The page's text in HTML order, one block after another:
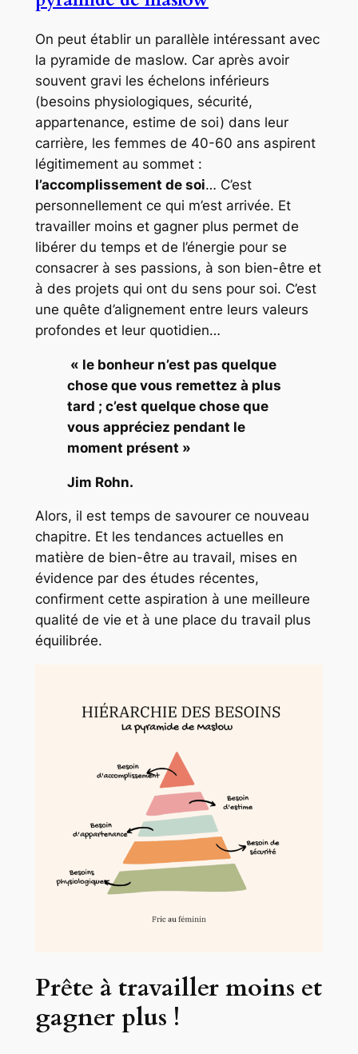
On peut établir un parallèle intéressant avec
la pyramide de maslow. Car après avoir
souvent gravi les échelons inférieurs
(besoins physiologiques, sécurité,
appartenance, estime de soi) dans leur
carrière, les femmes de 40-60 ans aspirent
légitimement au sommet :
l’accomplissement de soi… C’est
personnellement ce qui m’est arrivée. Et
travailler moins et gagner plus permet de
libérer du temps et de l’énergie pour se
consacrer à ses passions, à son bien-être et
à des projets qui ont du sens pour soi. C’est
une quête d’alignement entre leurs valeurs
profondes et leur quotidien…
« le bonheur n’est pas quelque
chose que vous remettez à plus
tard ; c’est quelque chose que
vous appréciez pendant le
moment présent »
Jim Rohn.
Alors, il est temps de savourer ce nouveau
chapitre. Et les tendances actuelles en
matière de bien-être au travail, mises en
évidence par des études récentes,
confirment cette aspiration à une meilleure
qualité de vie et à une place du travail plus
équilibrée.
Prête à travailler moins et
gagner plus !